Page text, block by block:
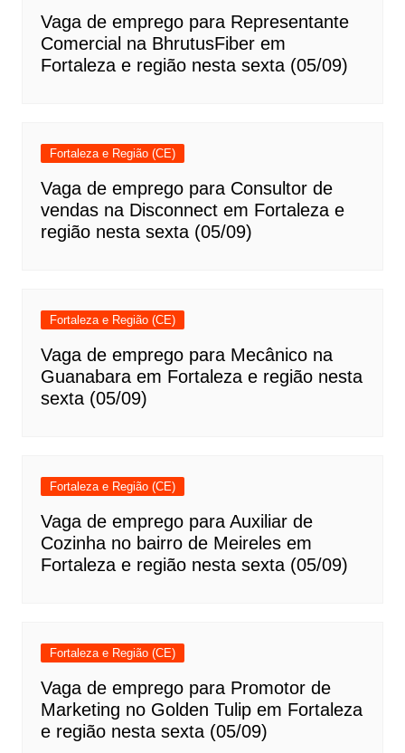
Vaga de emprego para Representante
Comercial na BhrutusFiber em
Fortaleza e região nesta sexta (05/09)
Fortaleza e Região (CE)
Vaga de emprego para Consultor de
vendas na Disconnect em Fortaleza e
região nesta sexta (05/09)
Fortaleza e Região (CE)
Vaga de emprego para Mecânico na
Guanabara em Fortaleza e região nesta
sexta (05/09)
Fortaleza e Região (CE)
Vaga de emprego para Auxiliar de
Cozinha no bairro de Meireles em
Fortaleza e região nesta sexta (05/09)
Fortaleza e Região (CE)
Vaga de emprego para Promotor de
Marketing no Golden Tulip em Fortaleza
e região nesta sexta (05/09)